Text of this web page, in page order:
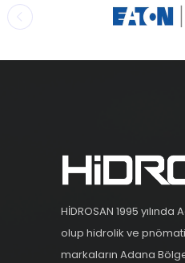
HİDROSAN 1995
olup hidrolik ve
markaların Adana